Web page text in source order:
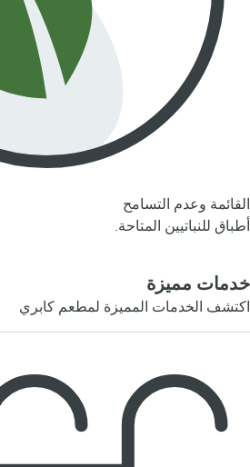
القائمة وعدم التسامح
أطباق للنباتيين المتاحة.
خدمات مميزة
اكتشف الخدمات المميزة لمطعم كابري